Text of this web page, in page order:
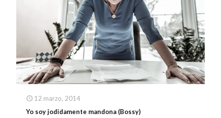
12 marzo, 2014
Yo soy jodidamente mandona (Bossy)